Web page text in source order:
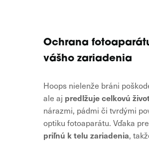
Ochrana
vášho zariadenia
Hoops nielenže bráni
ale aj predlžuje celkovú
nárazmi, pádmi či tvrdými
optiku fotoaparátu. Vďaka
priľnú k telu zariadenia,